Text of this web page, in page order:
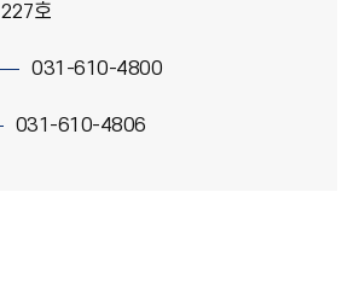
227호
031-610-4800
031-610-4806